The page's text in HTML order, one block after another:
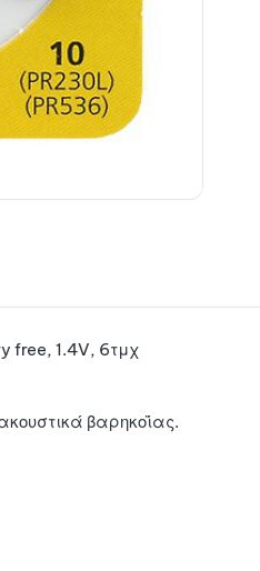
free, 1.4V, 6τμχ
βαρηκοΐας.